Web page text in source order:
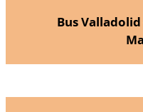
Bus